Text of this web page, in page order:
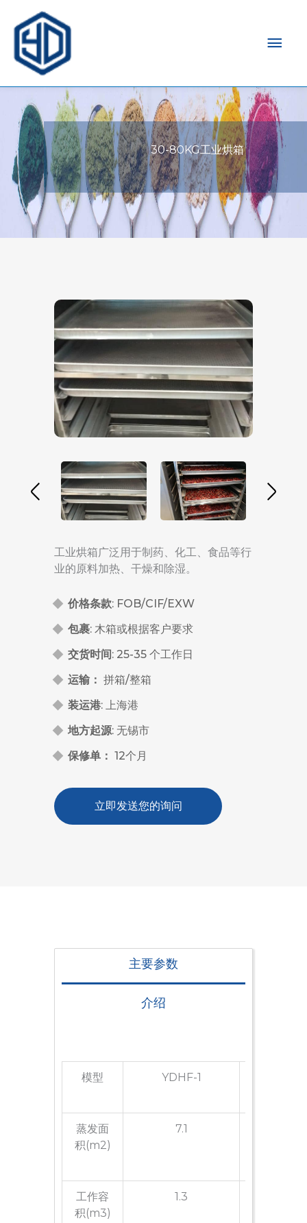
菜
单
30-80KG工业烘箱
工业烘箱广泛用于制药、化工、食品等行
业的原料加热、干燥和除湿。
价格条款: FOB/CIF/EXW
包裹: 木箱或根据客户要求
交货时间: 25-35 个工作日
运输： 拼箱/整箱
装运港: 上海港
地方起源: 无锡市
保修单： 12个月
立即发送您的询问
主要参数
介绍
模型 YDHF-1
蒸发面
积(m2)
7.1
工作容
积(m3)
1.3